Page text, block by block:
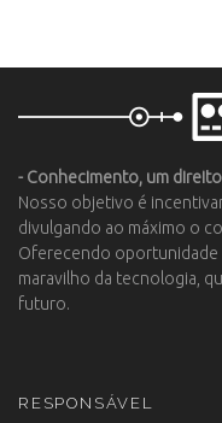
- Conhecimento, um
Nosso objetivo é
divulgando ao máximo o
Oferecendo oportunidade
maravilho da tecnologia,
futuro.
RESPONSÁVEL